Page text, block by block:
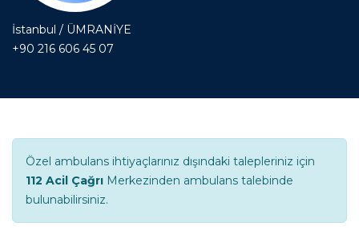
İstanbul / ÜMRANİYE
+90 216 606 45 07
Özel ambulans ihtiyaçlarınız dışındaki talepleriniz için
112 Acil Çağrı Merkezinden ambulans talebinde
bulunabilirsiniz.